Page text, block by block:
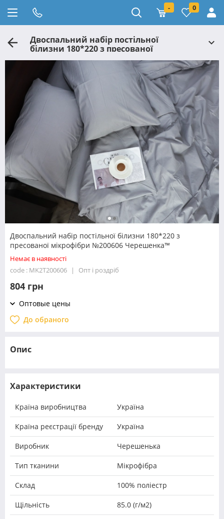
- 0
Двоспальний набір постільної
білизни 180*220 з пресованої
мікрофібри №200606 Черешенка™
Двоспальний набір постільної білизни 180*220 з
пресованої мікрофібри №200606 Черешенка™
Немає в наявності
code : MK2T200606
Опт і роздріб
804 грн
Оптовые цены
До обраного
Опис
Характеристики
Країна виробництва Україна
Країна реєстрації бренду Україна
Виробник Черешенька
Тип тканини Мікрофібра
Склад 100% поліестр
Щільність 85.0 (г/м2)